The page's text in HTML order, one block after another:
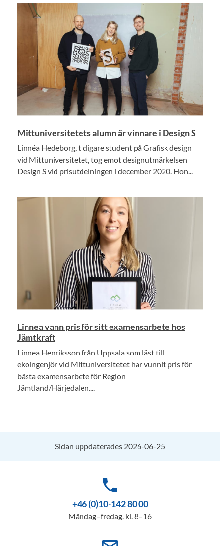
Mittuniversitetets alumn är vinnare i Design S
Linnéa Hedeborg, tidigare student på Grafisk design
vid Mittuniversitetet, tog emot designutmärkelsen
Design S vid prisutdelningen i december 2020. Hon...
Linnea vann pris för sitt examensarbete hos
Jämtkraft
Linnea Henriksson från Uppsala som läst till
ekoingenjör vid Mittuniversitetet har vunnit pris för
bästa examensarbete för Region
Jämtland/Härjedalen....
Sidan uppdaterades 2026-06-25
phone
+46 (0)10-142 80 00
Måndag–fredag, kl. 8–16